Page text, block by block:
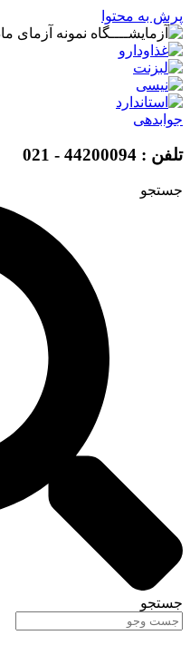
پرش به محتوا
جوابدهی
تلفن : 44200094 - 021
جستجو
جستجو